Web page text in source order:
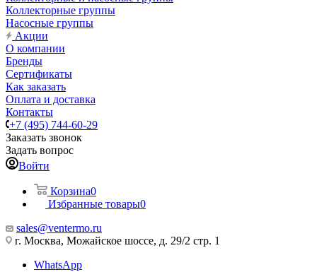
Коллекторные группы
Насосные группы
Акции
О компании
Бренды
Сертификаты
Как заказать
Оплата и доставка
Контакты
+7 (495) 744-60-29
Заказать звонок
Задать вопрос
Войти
Корзина0
Избранные товары0
sales@ventermo.ru
г. Москва, Можайское шоссе, д. 29/2 стр. 1
WhatsApp